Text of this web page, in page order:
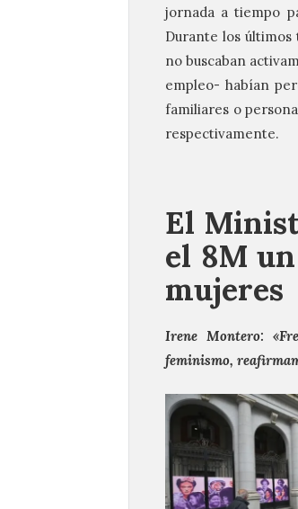
jornada a tiempo
Durante los últimos
no buscaban
empleo- habían
familiares o
respectivamente.
El
el 8M
mujeres
Irene Montero:
feminismo,